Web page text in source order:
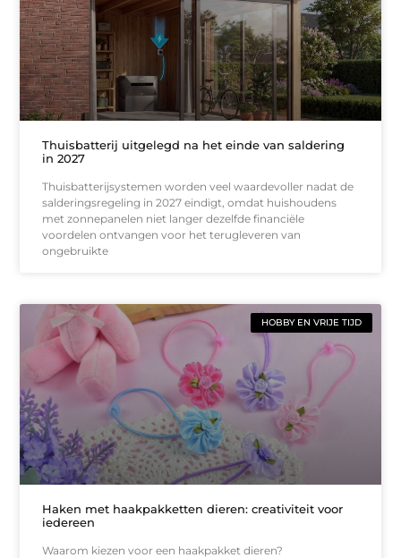
Thuisbatterij uitgelegd na het einde van saldering
in 2027
Thuisbatterijsystemen worden veel waardevoller nadat de
salderingsregeling in 2027 eindigt, omdat huishoudens
met zonnepanelen niet langer dezelfde financiële
voordelen ontvangen voor het terugleveren van
ongebruikte
HOBBY EN VRIJE TIJD
Haken met haakpakketten dieren: creativiteit voor
iedereen
Waarom kiezen voor een haakpakket dieren?